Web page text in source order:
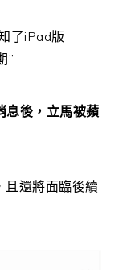
了iPad版
”
後，立馬被蘋
還將面臨後續